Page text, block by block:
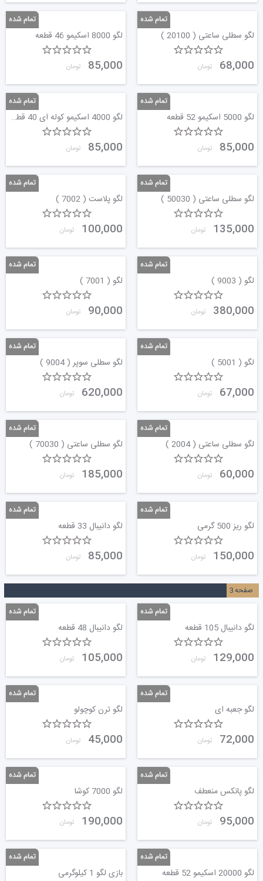
لگو سطلی ساعتی ( 20100 )
68,000 تومان
لگو 8000 اسکیمو 46 قطعه
85,000 تومان
لگو 5000 اسکیمو 52 قطعه
85,000 تومان
لگو 4000 اسکیمو کوله ای 40 قطعه
85,000 تومان
لگو سطلی ساعتی ( 50030 )
135,000 تومان
لگو پلاست ( 7002 )
100,000 تومان
لگو ( 9003 )
380,000 تومان
لگو ( 7001 )
90,000 تومان
لگو ( 5001 )
67,000 تومان
لگو سطلی سوپر ( 9004 )
620,000 تومان
لگو سطلی ساعتی ( 2004 )
60,000 تومان
لگو سطلی ساعتی ( 70030 )
185,000 تومان
لگو ریز 500 گرمی
150,000 تومان
لگو دانیبال 33 قطعه
85,000 تومان
صفحه3
لگو دانیبال 105 قطعه
129,000 تومان
لگو دانیبال 48 قطعه
105,000 تومان
لگو جعبه ای
72,000 تومان
لگو ترن کوچولو
45,000 تومان
لگو پانکس منعطف
95,000 تومان
لگو 7000 کوشا
190,000 تومان
لگو 20000 اسکیمو 52 قطعه بازی لگو 1 کیلوگرمی